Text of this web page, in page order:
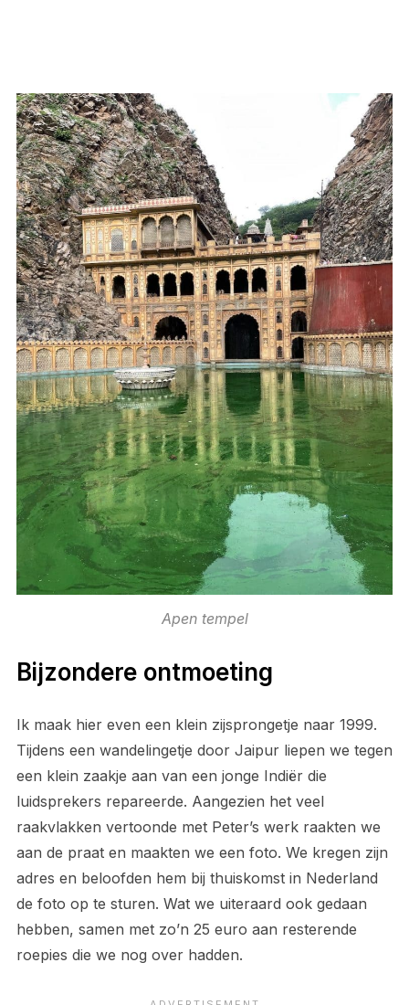
Apen tempel
Bijzondere ontmoeting
Ik maak hier even een klein zijsprongetje naar 1999.
Tijdens een wandelingetje door Jaipur liepen we tegen
een klein zaakje aan van een jonge Indiër die
luidsprekers repareerde. Aangezien het veel
raakvlakken vertoonde met Peter’s werk raakten we
aan de praat en maakten we een foto. We kregen zijn
adres en beloofden hem bij thuiskomst in Nederland
de foto op te sturen. Wat we uiteraard ook gedaan
hebben, samen met zo’n 25 euro aan resterende
roepies die we nog over hadden.